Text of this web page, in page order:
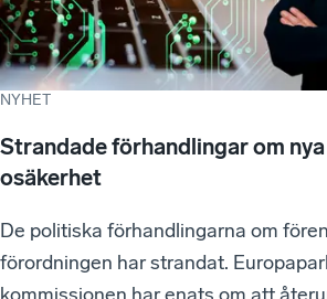
NYHET
Strandade förhandlingar om
osäkerhet
De politiska förhandlingarna om
förordningen har strandat.